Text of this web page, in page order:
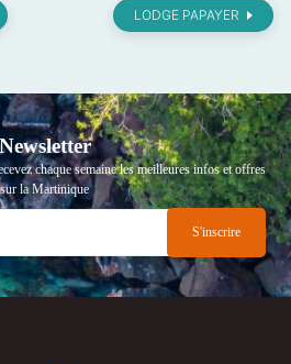
LODGE PAPAYER
chaque semaine les meilleures infos et offres
sur la Martinique